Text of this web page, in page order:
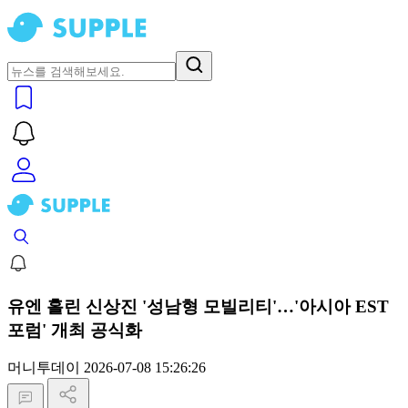
유엔 홀린 신상진 '성남형 모빌리티'…'아시아 EST
포럼' 개최 공식화
머니투데이 2026-07-08 15:26:26